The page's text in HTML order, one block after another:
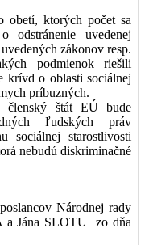
ktorých počet sa
uvedenej
zákonov resp.
podmienok riešili
krívd o oblasti sociálnej
príbuzných.
členský štát EÚ bude
ľudských práv
sociálnej starostlivosti
nebudú diskriminačné
Národnej rady
a Jána SLOTU zo dňa